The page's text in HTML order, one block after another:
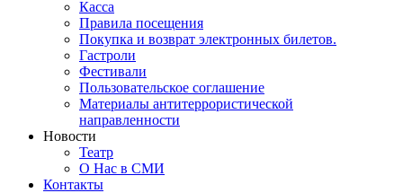
Касса
Правила посещения
Покупка и возврат электронных билетов.
Гастроли
Фестивали
Пользовательское соглашение
Материалы антитеррористической
направленности
Новости
Театр
О Нас в СМИ
Контакты